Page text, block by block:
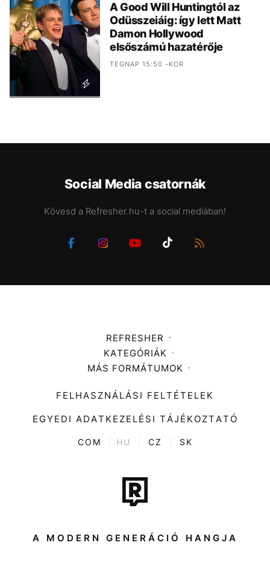
A Good Will Huntingtól az
Odüsszeiáig: így lett Matt
Damon Hollywood
elsőszámú hazatérője
TEGNAP 15:50 -KOR
Social Media csatornák
Kövesd a Refresher.hu-t a social mediában!
REFRESHER
Médiaajánlat
KATEGÓRIÁK
Zene
Divat
Kultúra
ENTR
Tech-Tudomány
Sport
Társadalom
MÁS FORMÁTUMOK
FELHASZNÁLÁSI FELTÉTELEK
EGYEDI ADATKEZELÉSI TÁJÉKOZTATÓ
COM HU CZ SK
A MODERN GENERÁCIÓ HANGJA